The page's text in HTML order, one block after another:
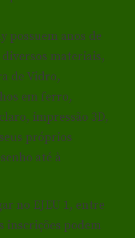
possuem anos de
materiais,
de Vidro,
em ferro,
impressão 3D,
próprios
até à
no EJEU 1, entre
inscrições podem